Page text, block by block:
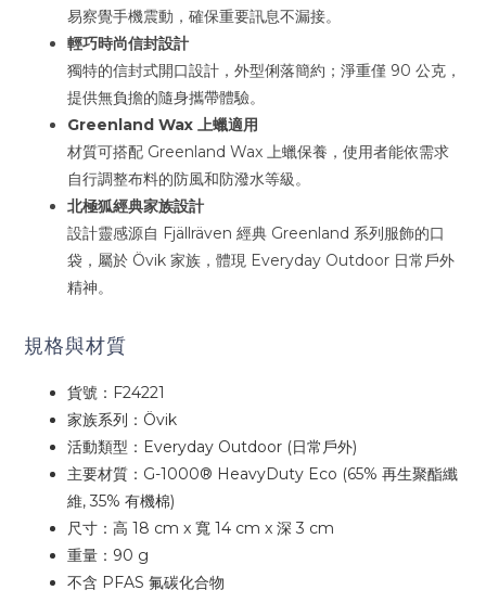
易察覺手機震動，確保重要訊息不漏接。
輕巧時尚信封設計
獨特的信封式開口設計，外型俐落簡約；淨重僅 90 公克，
提供無負擔的隨身攜帶體驗。
Greenland Wax 上蠟適用
材質可搭配 Greenland Wax 上蠟保養，使用者能依需求
自行調整布料的防風和防潑水等級。
北極狐經典家族設計
設計靈感源自 Fjällräven 經典 Greenland 系列服飾的口
袋，屬於 Övik 家族，體現 Everyday Outdoor 日常戶外
精神。
規格與材質
貨號：F24221
家族系列：Övik
活動類型：Everyday Outdoor (日常戶外)
主要材質：G-1000® HeavyDuty Eco (65% 再生聚酯纖
維, 35% 有機棉)
尺寸：高 18 cm x 寬 14 cm x 深 3 cm
重量：90 g
不含 PFAS 氟碳化合物